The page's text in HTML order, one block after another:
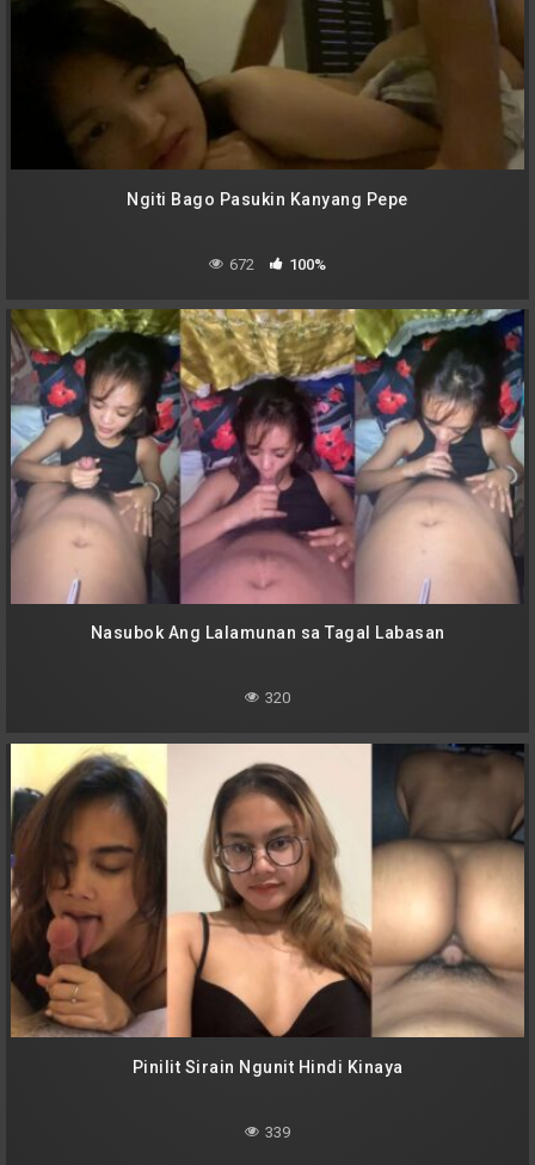
Ngiti Bago Pasukin Kanyang Pepe
672 100%
Nasubok Ang Lalamunan sa Tagal Labasan
320
Pinilit Sirain Ngunit Hindi Kinaya
339